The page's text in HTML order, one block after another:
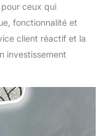
ceux qui
fonctionnalité et
client réactif et la
investissement